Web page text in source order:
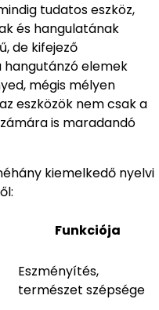
tudatos eszköz,
és hangulatának
de kifejező
hangutánzó elemek
mégis mélyen
eszközök nem csak a
is maradandó
kiemelkedő nyelvi
Funkciója
Eszményítés,
természet szépsége